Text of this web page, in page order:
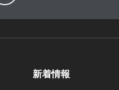
新着情報